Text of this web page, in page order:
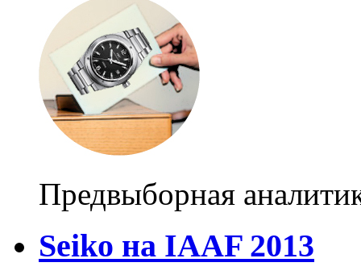
Предвыборная
Seiko на IAAF 2013